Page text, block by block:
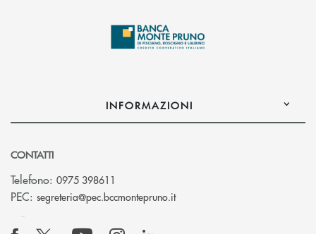
INFORMAZIONI
CONTATTI
Telefono: 0975 398611
PEC: segreteria@pec.bccmontepruno.it(si apre l’app di posta